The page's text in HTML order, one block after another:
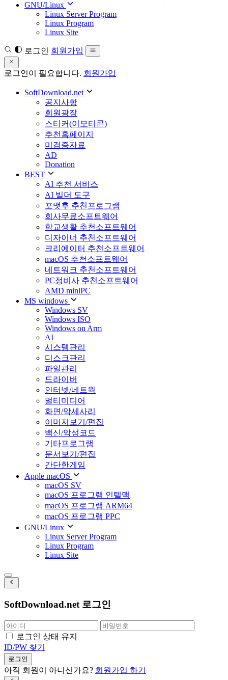
GNU/Linux
Linux Server Program
Linux Program
Linux Site
로그인 회원가입
로그인이 필요합니다. 회원가입
SoftDownload.net
공지사항
회원광장
스티커(이모티콘)
추천홈페이지
미검증자료
AD
Donation
BEST
AI 추천 서비스
AI 빌더 도구
포맷후 추천프로그램
회사무료소프트웨어
학교생활 추천소프트웨어
디자이너 추천소프트웨어
크리에이터 추천소프트웨어
macOS 추천소프트웨어
네트워크 추천소프트웨어
PC정비사 추천소프트웨어
AMD miniPC
MS windows
Windows SV
Windows ISO
Windows on Arm
AI
시스템관리
디스크관리
파일관리
드라이버
인터넷/네트웍
멀티미디어
화면/악세사리
이미지보기/편집
백신/악성코드
기타프로그램
문서보기/편집
간단한게임
Apple macOS
macOS SV
macOS 프로그램 인텔맥
macOS 프로그램 ARM64
macOS 프로그램 PPC
GNU/Linux
Linux Server Program
Linux Program
Linux Site
SoftDownload.net 로그인
로그인 상태 유지
ID/PW 찾기
로그인
아직 회원이 아니신가요? 회원가입 하기